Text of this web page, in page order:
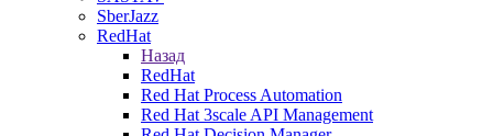
SberJazz
RedHat
Назад
RedHat
Red Hat Process Automation
Red Hat 3scale API Management